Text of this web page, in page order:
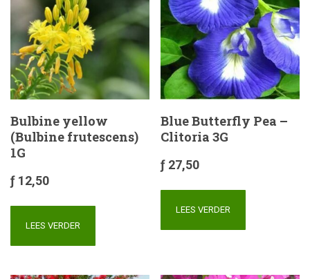
Bulbine yellow
(Bulbine frutescens)
1G
ƒ 12,50
LEES VERDER
Blue Butterfly Pea –
Clitoria 3G
ƒ 27,50
LEES VERDER